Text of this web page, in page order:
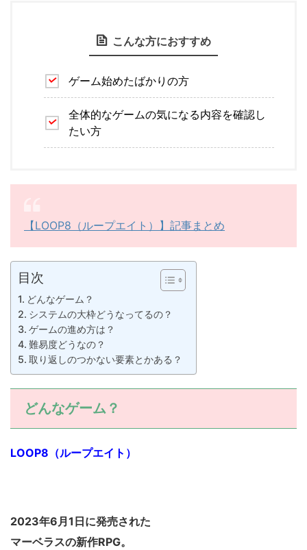
こんな方におすすめ
ゲーム始めたばかりの方
全体的なゲームの気になる内容を確認し
たい方
【LOOP8（ループエイト）】記事まとめ
目次
どんなゲーム？
システムの大枠どうなってるの？
ゲームの進め方は？
難易度どうなの？
取り返しのつかない要素とかある？
どんなゲーム？
LOOP8（ループエイト）
2023年6月1日に発売された
マーベラスの新作RPG。